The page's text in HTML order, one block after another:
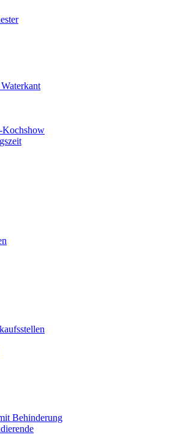
Kochshow
Behinderung